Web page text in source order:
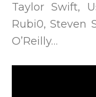
Taylor Swift,
Rubi0, Steven
O’Reilly…